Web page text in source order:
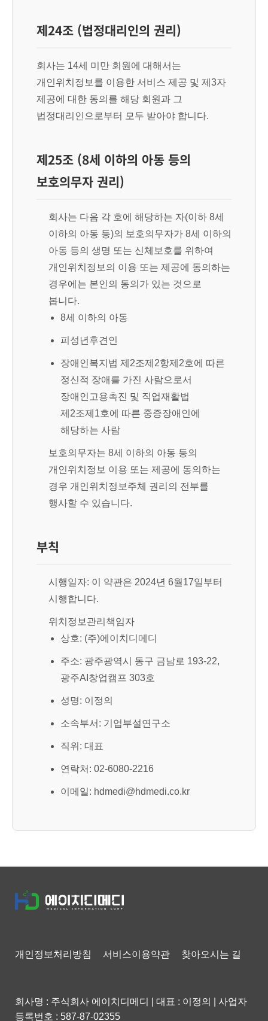
제24조 (법정대리인의 권리)
회사는 14세 미만 회원에 대해서는
개인위치정보를 이용한 서비스 제공 및 제3자
제공에 대한 동의를 해당 회원과 그
법정대리인으로부터 모두 받아야 합니다.
제25조 (8세 이하의 아동 등의
보호의무자 권리)
회사는 다음 각 호에 해당하는 자(이하 8세
이하의 아동 등)의 보호의무자가 8세 이하의
아동 등의 생명 또는 신체보호를 위하여
개인위치정보의 이용 또는 제공에 동의하는
경우에는 본인의 동의가 있는 것으로
봅니다.
8세 이하의 아동
피성년후견인
장애인복지법 제2조제2항제2호에 따른
정신적 장애를 가진 사람으로서
장애인고용촉진 및 직업재활법
제2조제1호에 따른 중증장애인에
해당하는 사람
보호의무자는 8세 이하의 아동 등의
개인위치정보 이용 또는 제공에 동의하는
경우 개인위치정보주체 권리의 전부를
행사할 수 있습니다.
부칙
시행일자: 이 약관은 2024년 6월17일부터
시행합니다.
위치정보관리책임자
상호: (주)에이치디메디
주소: 광주광역시 동구 금남로 193-22,
광주AI창업캠프 303호
성명: 이정의
소속부서: 기업부설연구소
직위: 대표
연락처: 02-6080-2216
이메일: hdmedi@hdmedi.co.kr
개인정보처리방침 서비스이용약관 찾아오시는 길
회사명 : 주식회사 에이치디메디 대표 : 이정의
사업자
등록번호 : 587-87-02355